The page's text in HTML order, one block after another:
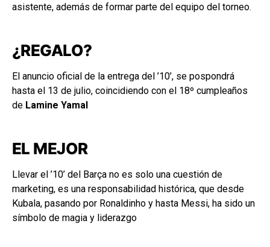
asistente, además de formar parte del equipo del torneo.
¿REGALO?
El anuncio oficial de la entrega del ’10’, se pospondrá
hasta el 13 de julio, coincidiendo con el 18º cumpleaños
de Lamine Yamal
EL MEJOR
Llevar el ’10’ del Barça no es solo una cuestión de
marketing, es una responsabilidad histórica, que desde
Kubala, pasando por Ronaldinho y hasta Messi, ha sido un
símbolo de magia y liderazgo